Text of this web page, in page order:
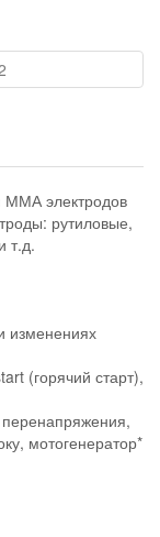
ММА электродов
рутиловые,
т.д.
изменениях
(горячий старт),
мотогенератор*